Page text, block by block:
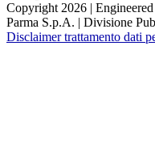
Copyright 2026 |
Parma S.p.A. | Divisione
Disclaimer trattamento dati